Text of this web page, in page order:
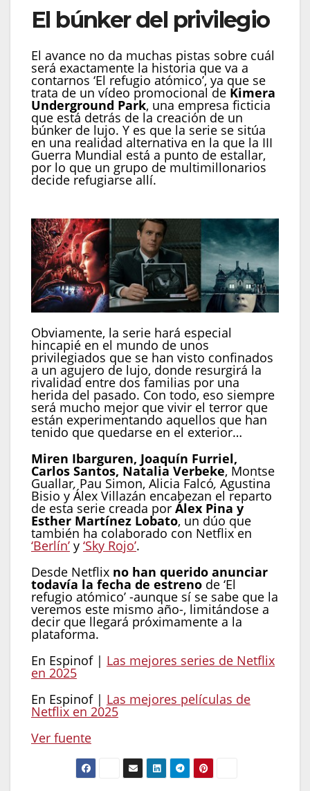
El búnker del privilegio
El avance no da muchas pistas sobre cuál
será exactamente la historia que va a
contarnos ‘El refugio atómico’, ya que se
trata de un vídeo promocional de Kimera
Underground Park, una empresa ficticia
que está detrás de la creación de un
búnker de lujo. Y es que la serie se sitúa
en una realidad alternativa en la que la III
Guerra Mundial está a punto de estallar,
por lo que un grupo de multimillonarios
decide refugiarse allí.
Obviamente, la serie hará especial
hincapié en el mundo de unos
privilegiados que se han visto confinados
a un agujero de lujo, donde resurgirá la
rivalidad entre dos familias por una
herida del pasado. Con todo, eso siempre
será mucho mejor que vivir el terror que
están experimentando aquellos que han
tenido que quedarse en el exterior…
Miren Ibarguren, Joaquín Furriel,
Carlos Santos, Natalia Verbeke, Montse
Guallar, Pau Simon, Alicia Falcó, Agustina
Bisio y Álex Villazán encabezan el reparto
de esta serie creada por Álex Pina y
Esther Martínez Lobato, un dúo que
también ha colaborado con Netflix en
‘Berlín’ y ‘Sky Rojo’.
Desde Netflix no han querido anunciar
todavía la fecha de estreno de ‘El
refugio atómico’ -aunque sí se sabe que la
veremos este mismo año-, limitándose a
decir que llegará próximamente a la
plataforma.
En Espinof | Las mejores series de Netflix
en 2025
En Espinof | Las mejores películas de
Netflix en 2025
Ver fuente